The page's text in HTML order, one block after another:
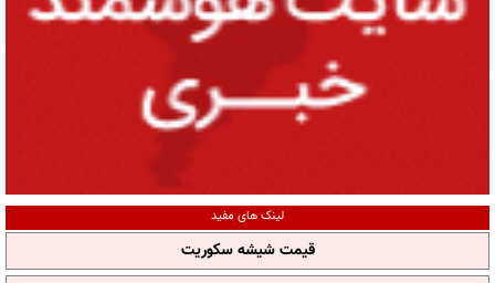
لینک های مفید
قیمت شیشه سکوریت